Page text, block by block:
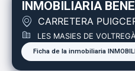
INMOBILIARIA
CARRETERA
LES MASIES DE VOLTREGÀ
Ficha de la inmobiliaria